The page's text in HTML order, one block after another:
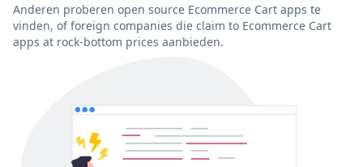
Anderen proberen open source Ecommerce Cart apps te
vinden, of foreign companies die claim to Ecommerce Cart
apps at rock-bottom prices aanbieden.